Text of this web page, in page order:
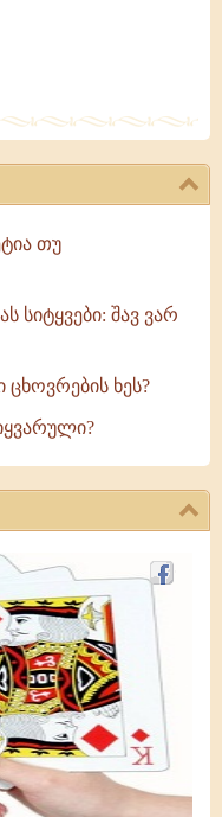
თუ
სიტყვები: შავ ვარ
ცხოვრების ხეს?